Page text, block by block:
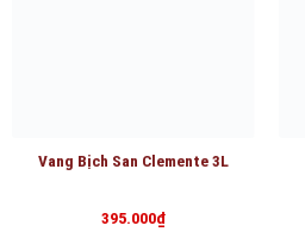
Vang Bịch San Clemente 3L
395.000₫